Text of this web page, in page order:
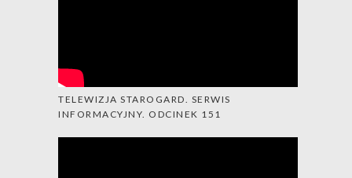
TELEWIZJA STAROGARD. SERWIS
INFORMACYJNY. ODCINEK 151